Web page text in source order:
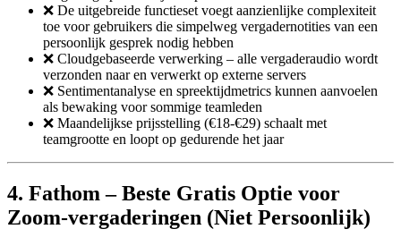
❌ De uitgebreide functieset voegt aanzienlijke complexiteit
toe voor gebruikers die simpelweg vergadernotities van een
persoonlijk gesprek nodig hebben
❌ Cloudgebaseerde verwerking – alle vergaderaudio wordt
verzonden naar en verwerkt op externe servers
❌ Sentimentanalyse en spreektijdmetrics kunnen aanvoelen
als bewaking voor sommige teamleden
❌ Maandelijkse prijsstelling (€18-€29) schaalt met
teamgrootte en loopt op gedurende het jaar
4. Fathom – Beste Gratis Optie voor
Zoom-vergaderingen (Niet Persoonlijk)